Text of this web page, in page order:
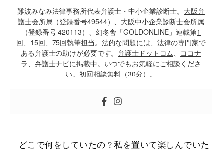
難波みなみ法律事務所代表弁護士・中小企業診断士。 大阪弁
護士会所属 （登録番号49544）、 大阪中小企業診断士会所属
（登録番号 420113）、幻冬舎「GOLDONLINE」連載第1
回、 15回、 75回執筆担当。法的な問題には、法律の専門家で
ある弁護士の助けが必要です。 弁護士ドットコム、 ココナ
ラ、 弁護士ナビに掲載中。いつでもお気軽にご相談くださ
い。初回相談無料（30分）。
「どこで何をしていたの？私を置いて楽しんでいた